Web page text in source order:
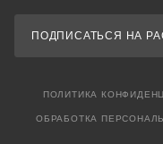
ПОДПИСАТЬСЯ НА
ПОЛИТИКА
ОБРАБОТКА